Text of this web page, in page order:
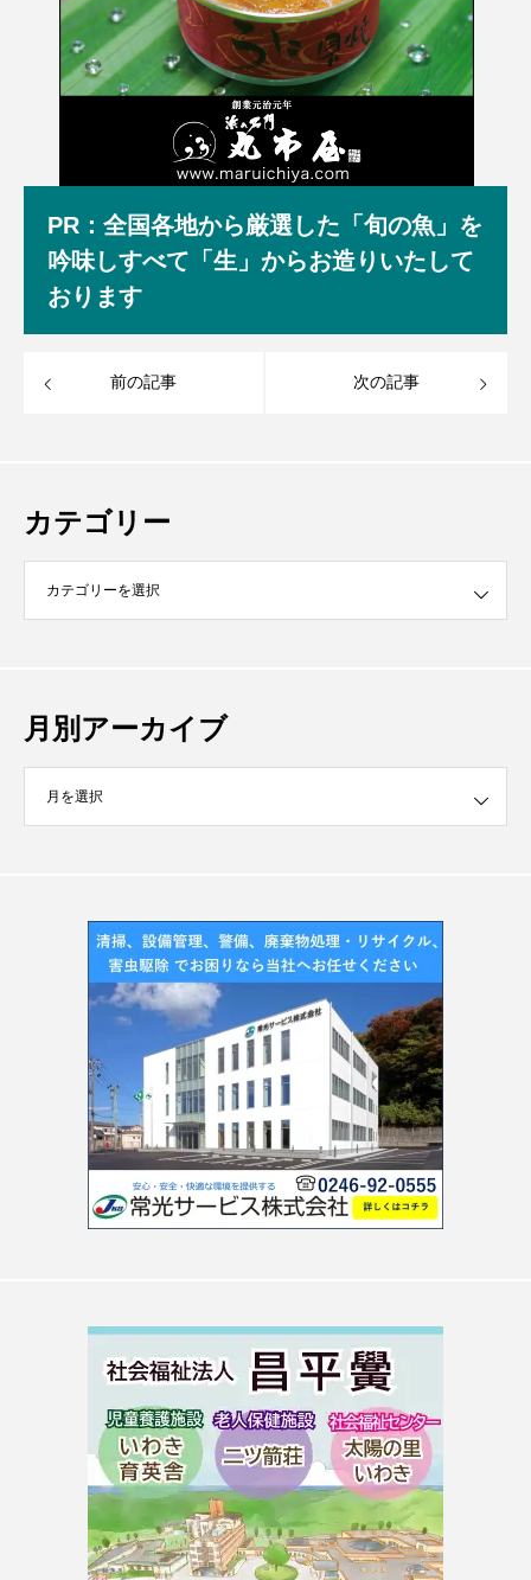
PR：全国各地から厳選した「旬の魚」を
吟味しすべて「生」からお造りいたして
おります
前の記事 次の記事
カテゴリー
月別アーカイブ